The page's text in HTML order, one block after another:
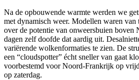
Na de opbouwende warmte werden we
met dynamisch weer. Modellen waren van
over de potentie van onweersbuien boven
dagen zelf doofde dat aardig uit.
variërende wolkenformaties te zien. De
een “cloudspotter” écht sneller van gaat
voorbestemd voor Noord-Frankrijk op
op zaterdag.